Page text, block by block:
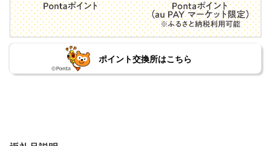
ポイント交換所はこちら